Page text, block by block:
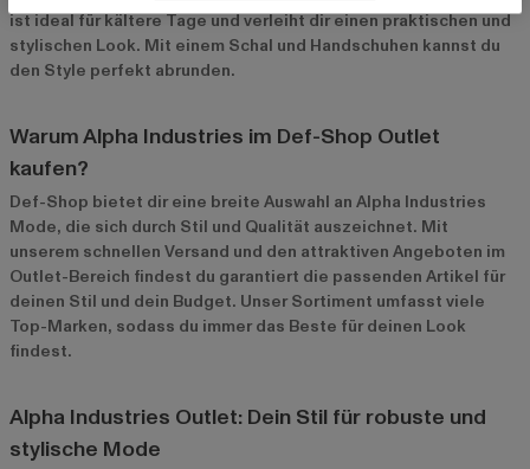
ist ideal für kältere Tage und verleiht dir einen praktischen und
stylischen Look. Mit einem Schal und Handschuhen kannst du
den Style perfekt abrunden.
Warum Alpha Industries im Def-Shop Outlet
kaufen?
Def-Shop bietet dir eine breite Auswahl an Alpha Industries
Mode, die sich durch Stil und Qualität auszeichnet. Mit
unserem schnellen Versand und den attraktiven Angeboten im
Outlet-Bereich findest du garantiert die passenden Artikel für
deinen Stil und dein Budget. Unser Sortiment umfasst viele
Top-Marken, sodass du immer das Beste für deinen Look
findest.
Alpha Industries Outlet: Dein Stil für robuste und
stylische Mode